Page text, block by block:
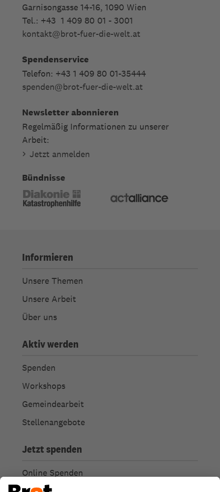
Garnisongasse 14-16, 1090 Wien
Tel.: +43 1 409 80 01 - 3001
kontakt@brot-fuer-die-welt.at
Spendenservice
Telefon: +43 1 409 80 01-35444
spenden@brot-fuer-die-welt.at
Newsletter abonnieren
Regelmäßig Informationen zu unserer
Arbeit:
Jetzt anmelden
Bündnisse
Informieren
Unsere Themen
Unsere Arbeit
Über uns
Aktiv werden
Spenden
Workshops
Gemeindearbeit
Stellenangebote
Jetzt spenden
Online Spenden